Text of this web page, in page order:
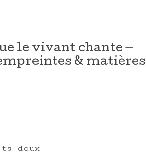
le vivant chante —
& matières
doux